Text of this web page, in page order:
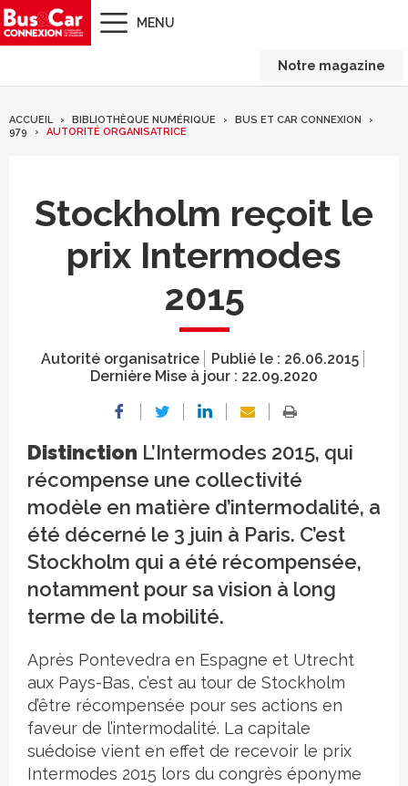
MENU
Notre magazine
ACCUEIL BIBLIOTHÈQUE NUMÉRIQUE
BUS ET CAR CONNEXION
979
AUTORITÉ ORGANISATRICE
Stockholm reçoit le
prix Intermodes
2015
Autorité organisatrice Publié le : 26.06.2015
Dernière Mise à jour : 22.09.2020
Distinction L’Intermodes 2015, qui
récompense une collectivité
modèle en matière d’intermodalité, a
été décerné le 3 juin à Paris. C’est
Stockholm qui a été récompensée,
notamment pour sa vision à long
terme de la mobilité.
Après Pontevedra en Espagne et Utrecht
aux Pays-Bas, c’est au tour de Stockholm
d’être récompensée pour ses actions en
faveur de l’intermodalité. La capitale
suédoise vient en effet de recevoir le prix
Intermodes 2015 lors du congrès éponyme